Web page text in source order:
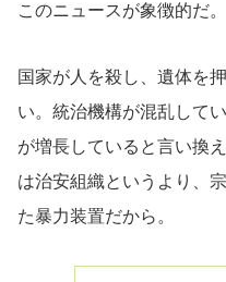
このニュースが象徴的だ。
国家が人を殺し、遺体を
い。統治機構が混乱して
が増長していると言い換
は治安組織というより、
た暴力装置だから。